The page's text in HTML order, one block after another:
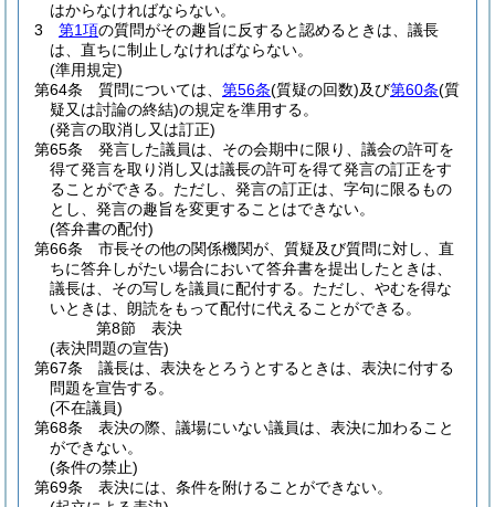
はからなければならない。
3
第1項の質問がその趣旨に反すると認めるときは、議長
は、直ちに制止しなければならない。
(準用規定)
第64条
質問については、 第56条(質疑の回数)及び第60条(質
疑又は討論の終結)の規定を準用する。
(発言の取消し又は訂正)
第65条
発言した議員は、その会期中に限り、議会の許可を
得て発言を取り消し又は議長の許可を得て発言の訂正をす
ることができる。 ただし、発言の訂正は、字句に限るもの
とし、発言の趣旨を変更することはできない。
(答弁書の配付)
第66条
市長その他の関係機関が、質疑及び質問に対し、直
ちに答弁しがたい場合において答弁書を提出したときは、
議長は、その写しを議員に配付する。 ただし、やむを得な
いときは、朗読をもって配付に代えることができる。
第8節
表決
(表決問題の宣告)
第67条
議長は、表決をとろうとするときは、表決に付する
問題を宣告する。
(不在議員)
第68条
表決の際、議場にいない議員は、表決に加わること
ができない。
(条件の禁止)
第69条
表決には、条件を附けることができない。